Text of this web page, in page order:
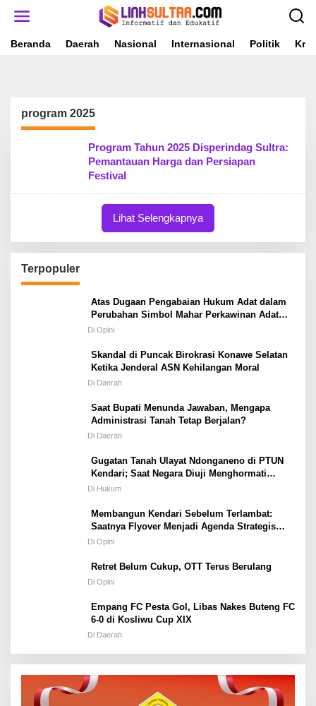
Beranda Daerah Nasional Internasional Politik
program 2025
Program Tahun 2025 Disperindag Sultra:
Pemantauan Harga dan Persiapan
Festival
Lihat Selengkapnya
Terpopuler
Atas Dugaan Pengabaian Hukum Adat dalam
Perubahan Simbol Mahar Perkawinan Adat
Masyarakat Pulau Wawonii
Di Opini
Skandal di Puncak Birokrasi Konawe Selatan
Ketika Jenderal ASN Kehilangan Moral
Di Daerah
Saat Bupati Menunda Jawaban, Mengapa
Administrasi Tanah Tetap Berjalan?
Di Daerah
Gugatan Tanah Ulayat Ndonganeno di PTUN
Kendari; Saat Negara Diuji Menghormati
Hukum atau Kekuasaan
Di Hukum
Membangun Kendari Sebelum Terlambat:
Saatnya Flyover Menjadi Agenda Strategis
Kota
Di Opini
Retret Belum Cukup, OTT Terus Berulang
Di Opini
Empang FC Pesta Gol, Libas Nakes Buteng FC
6-0 di Kosliwu Cup XIX
Di Daerah